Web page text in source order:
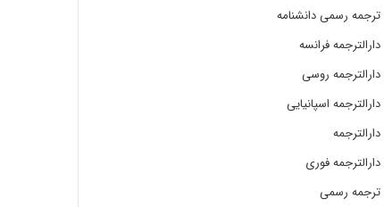
ترجمه رسمی دانشنامه
دارالترجمه فرانسه
دارالترجمه روسی
دارالترجمه اسپانیایی
دارالترجمه
دارالترجمه فوری
ترجمه رسمی